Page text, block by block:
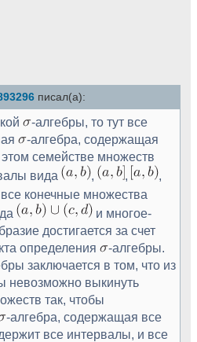
писал(а):
-алгебры, то тут все
-алгебра, содержащая
семействе множеств
вида
, ,
,
конечные множества
и многое-
достигается за счет
определения
-алгебры.
заключается в том, что из
невозможно выкинуть
так, чтобы
-алгебра, содержащая все
все интервалы, и все